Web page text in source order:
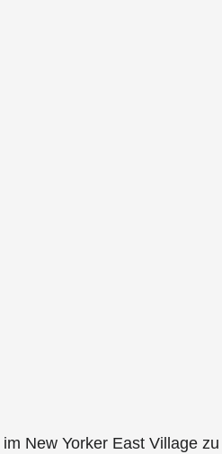
New Yorker East Village